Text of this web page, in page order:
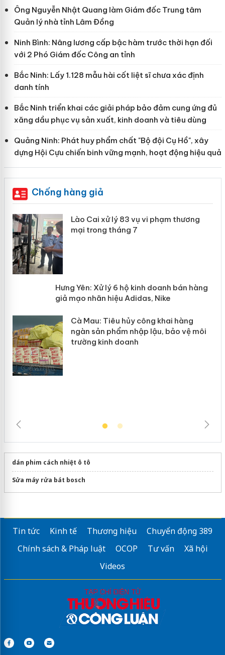
Ông Nguyễn Nhật Quang làm Giám đốc Trung tâm
Quản lý nhà tỉnh Lâm Đồng
Ninh Bình: Nâng lương cấp bậc hàm trước thời hạn đối
với 2 Phó Giám đốc Công an tỉnh
Bắc Ninh: Lấy 1.128 mẫu hài cốt liệt sĩ chưa xác định
danh tính
Bắc Ninh triển khai các giải pháp bảo đảm cung ứng đủ
xăng dầu phục vụ sản xuất, kinh doanh và tiêu dùng
Quảng Ninh: Phát huy phẩm chất "Bộ đội Cụ Hồ", xây
dựng Hội Cựu chiến binh vững mạnh, hoạt động hiệu quả
Chống hàng giả
Lào Cai xử lý 83 vụ vi phạm thương
mại trong tháng 7
Hưng Yên: Xử lý 6 hộ kinh doanh bán
hàng giả mạo nhãn hiệu Adidas, Nike
dán phim cách nhiệt ô tô
Sửa máy rửa bát bosch
Tin tức Kinh tế Thương hiệu
Chuyển động 389
Chính sách & Pháp luật
OCOP Tư vấn
Xã hội
Videos